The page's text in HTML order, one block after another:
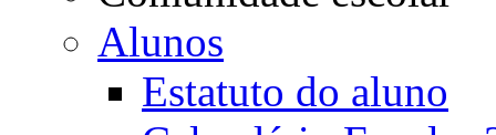
Alunos
Estatuto do aluno